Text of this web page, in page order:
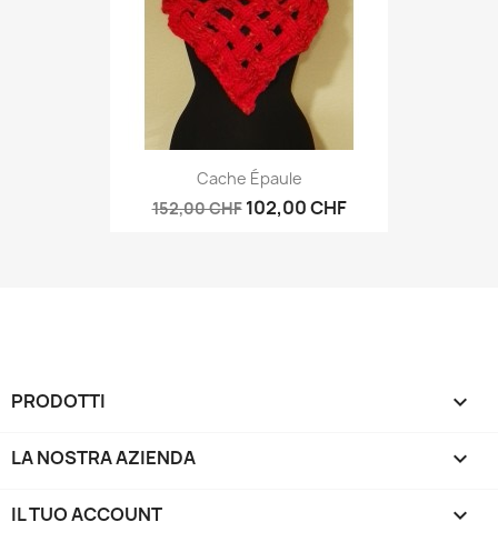
Cache Épaule
152,00 CHF 102,00 CHF
PRODOTTI 
LA NOSTRA AZIENDA 
IL TUO ACCOUNT 